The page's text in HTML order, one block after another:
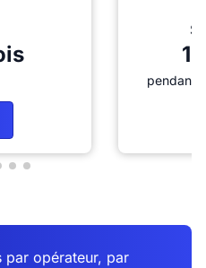
pendant
opérateur, par